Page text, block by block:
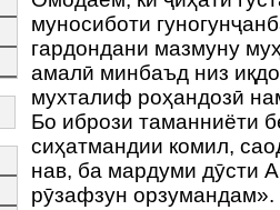
муносиботи
гардондани мазмуну
амалӣ минбаъд низ
мухталиф роҳандозӣ
Бо ибрози таманниёти
сиҳатмандии комил,
нав, ба мардуми дӯсти
рӯзафзун орзумандам».